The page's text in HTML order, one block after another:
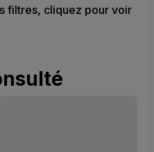
filtres, cliquez pour voir